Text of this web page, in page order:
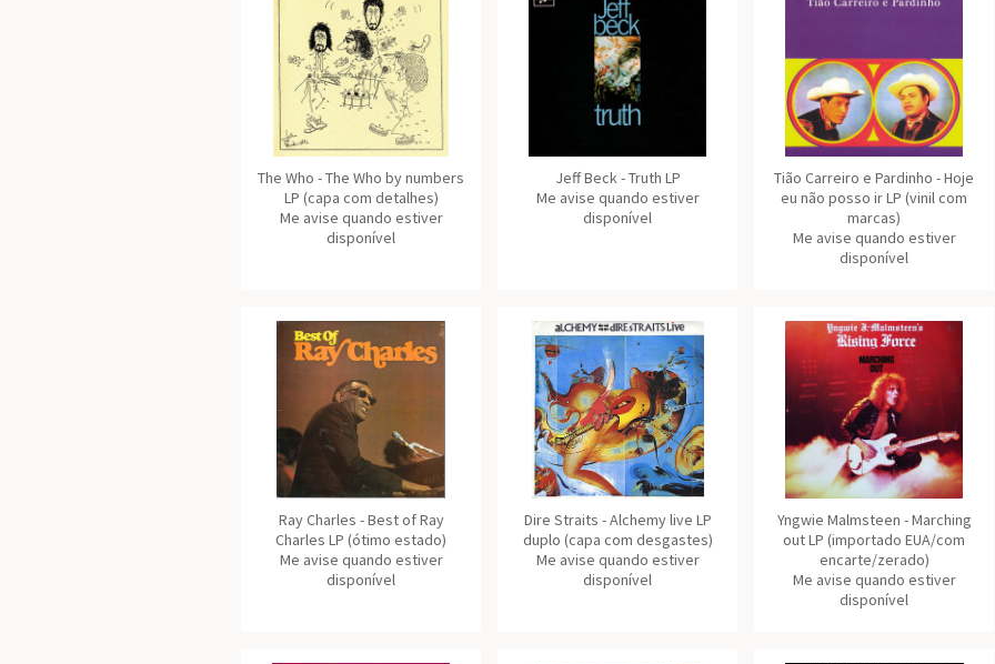
The Who - The Who by numbers
LP (capa com detalhes)
Me avise quando estiver
disponível
Jeff Beck - Truth LP
Me avise quando estiver
disponível
Tião Carreiro e Pardinho - Hoje
eu não posso ir LP (vinil com
marcas)
Me avise quando estiver
disponível
Ray Charles - Best of Ray
Charles LP (ótimo estado)
Me avise quando estiver
disponível
Dire Straits - Alchemy live LP
duplo (capa com desgastes)
Me avise quando estiver
disponível
Yngwie Malmsteen - Marching
out LP (importado EUA/com
encarte/zerado)
Me avise quando estiver
disponível